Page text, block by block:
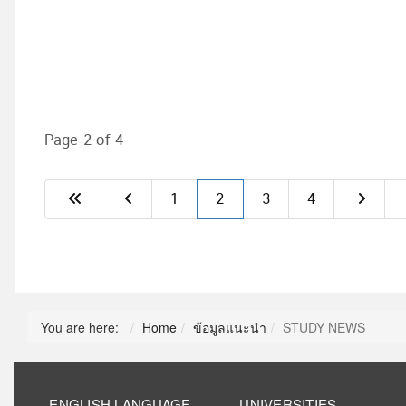
Page 2 of 4
1 2 3 4
You are here: Home ข้อมูลแนะนำ STUDY NEWS